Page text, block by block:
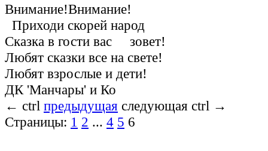
Внимание!Внимание!
Приходи скорей народ
Сказка в гости вас зовет!
Любят сказки все на свете!
Любят взрослые и дети!
ДК 'Манчары' и Ко
← ctrl предыдущая следующая ctrl →
Страницы: 1 2 ... 4 5 6